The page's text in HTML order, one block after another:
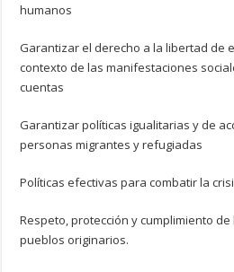
humanos
Garantizar el derecho a la libertad de
contexto de las manifestaciones
cuentas
Garantizar políticas igualitarias y de
personas migrantes y refugiadas
Políticas efectivas para combatir la
Respeto, protección y cumplimiento
pueblos originarios.